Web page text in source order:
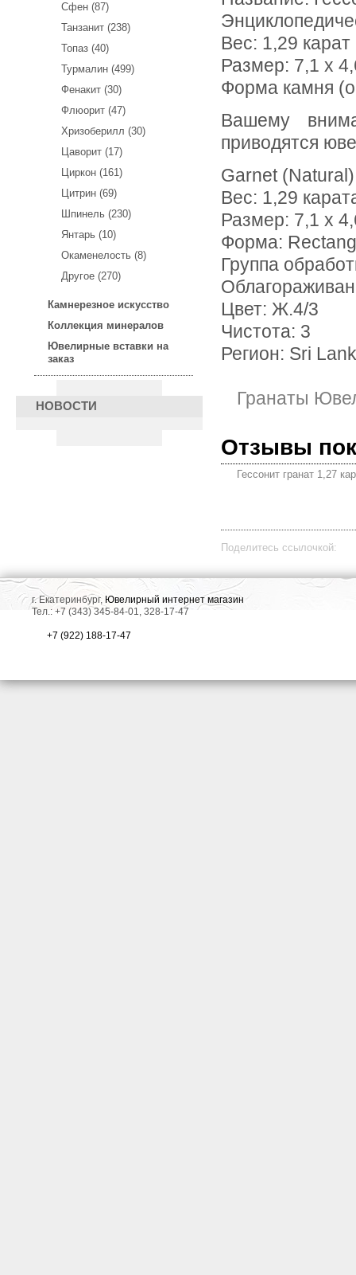
Сфен (87)
Танзанит (238)
Топаз (40)
Турмалин (499)
Фенакит (30)
Флюорит (47)
Хризоберилл (30)
Цаворит (17)
Циркон (161)
Цитрин (69)
Шпинель (230)
Янтарь (10)
Окаменелость (8)
Другое (270)
Камнерезное искусство
Коллекция минералов
Ювелирные вставки на
заказ
НОВОСТИ
Вес: 1,29 карат
Размер: 7,1 x
Форма камня
Вашему вниманию предлагается гессонит гранат! Ниже
приводятся
Garnet (Natural)
Вес: 1,29
Размер: 7,1 х
Форма:
Группа
Цвет: Ж.4/3
Чистота: 3
Регион: Sri
Гранаты
Отзывы
Гессонит гранат 1,27
Поделитесь ссылочкой:
г. Екатеринбург, Ювелирный интернет магазин
Тел.: +7 (343) 345-84-01, 328-17-47
+7 (922) 188-17-47